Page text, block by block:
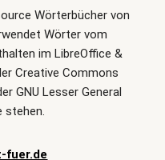
Wörterbücher von
Wörter vom
im LibreOffice &
Creative Commons
GNU Lesser General
stehen.
fuer.de